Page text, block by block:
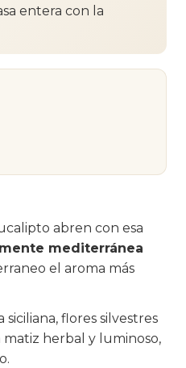
entera con la
abren con esa
mediterránea
el aroma más
flores silvestres
herbal y luminoso,